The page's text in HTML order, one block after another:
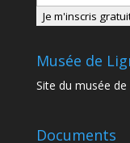
Musée de
Site du musée de
Documents